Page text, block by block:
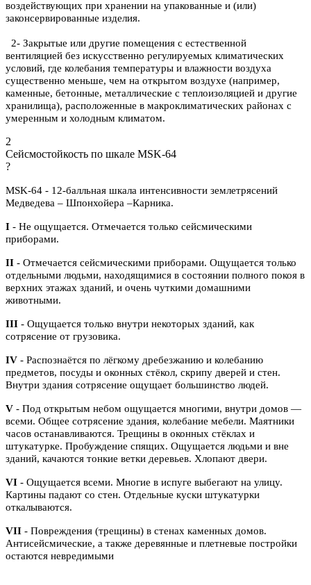
воздействующих при хранении на упакованные и (или)
законсервированные изделия.
2- Закрытые или другие помещения с естественной
вентиляцией без искусственно регулируемых климатических
условий, где колебания температуры и влажности воздуха
существенно меньше, чем на открытом воздухе (например,
каменные, бетонные, металлические с теплоизоляцией и другие
хранилища), расположенные в макроклиматических районах с
умеренным и холодным климатом.
2
Сейсмостойкость по шкале MSK-64
?
MSK-64 - 12-балльная шкала интенсивности землетрясений
Медведева – Шпонхойера –Карника.
I - Не ощущается. Отмечается только сейсмическими
приборами.
II - Отмечается сейсмическими приборами. Ощущается только
отдельными людьми, находящимися в состоянии полного покоя в
верхних этажах зданий, и очень чуткими домашними
животными.
III - Ощущается только внутри некоторых зданий, как
сотрясение от грузовика.
IV - Распознаётся по лёгкому дребезжанию и колебанию
предметов, посуды и оконных стёкол, скрипу дверей и стен.
Внутри здания сотрясение ощущает большинство людей.
V - Под открытым небом ощущается многими, внутри домов —
всеми. Общее сотрясение здания, колебание мебели. Маятники
часов останавливаются. Трещины в оконных стёклах и
штукатурке. Пробуждение спящих. Ощущается людьми и вне
зданий, качаются тонкие ветки деревьев. Хлопают двери.
VI - Ощущается всеми. Многие в испуге выбегают на улицу.
Картины падают со стен. Отдельные куски штукатурки
откалываются.
VII - Повреждения (трещины) в стенах каменных домов.
Антисейсмические, а также деревянные и плетневые постройки
остаются невредимыми